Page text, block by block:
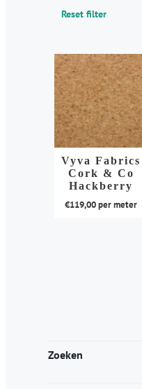
Zoeken
Reset filter
Vyva Fabrics
Cork & Co
Hackberry
€119,00per meter
kan